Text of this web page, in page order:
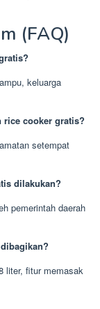
(FAQ)
keluarga
rice cooker gratis?
setempat
dilakukan?
pemerintah daerah
liter, fitur memasak